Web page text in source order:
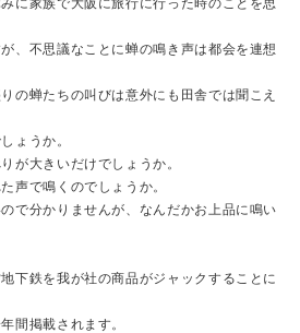
、不思議なことに蝉の鳴き声は都会を連想
の蝉たちの叫びは意外にも田舎では聞こえ
ょうか。
が大きいだけでしょうか。
声で鳴くのでしょうか。
で分かりませんが、なんだかお上品に鳴い
下鉄を我が社の商品がジャックすることに
間掲載されます。